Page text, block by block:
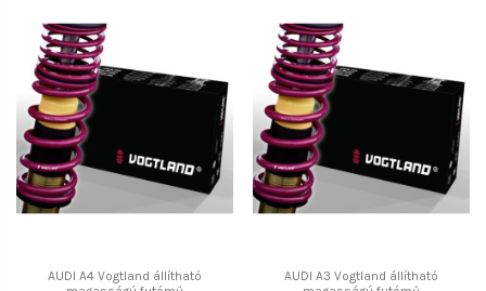
AUDI A4 Vogtland állítható
AUDI A3 Vogtland állítható